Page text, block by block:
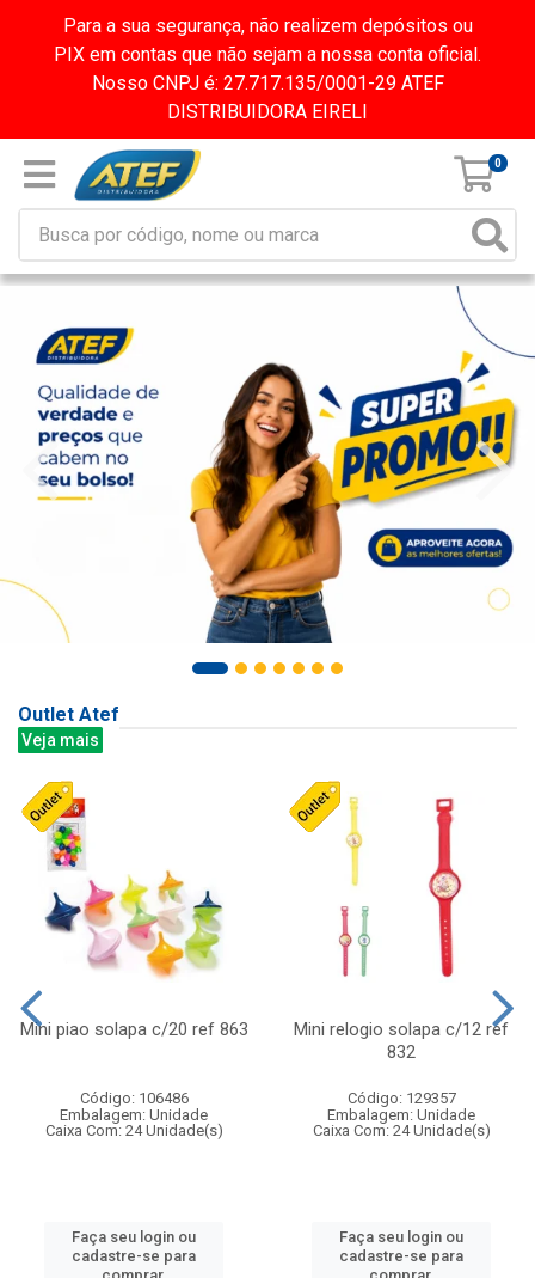
Para a sua segurança, não realizem depósitos ou
PIX em contas que não sejam a nossa conta oficial.
Nosso CNPJ é: 27.717.135/0001-29 ATEF
DISTRIBUIDORA EIRELI
0
Outlet Atef
Veja mais
Mini piao solapa c/20 ref 863
Código: 106486
Embalagem: Unidade
Caixa Com: 24 Unidade(s)
Faça seu login ou
cadastre-se para
Mini relogio solapa c/12 ref
832
Código: 129357
Embalagem: Unidade
Caixa Com: 24 Unidade(s)
Faça seu login ou
cadastre-se para